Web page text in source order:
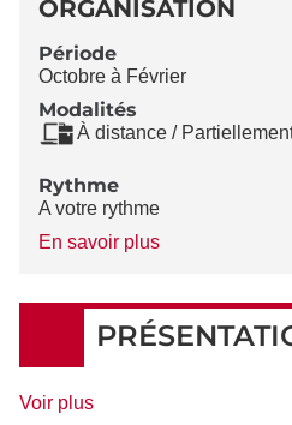
ORGANISATION
Période
Octobre à Février
Modalités
À distance /
Rythme
A votre rythme
En savoir plusà
Rythme
Voir plusde